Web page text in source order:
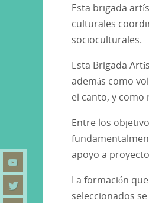
Esta brigada
culturales
socioculturales.
Esta Brigada
además como
el canto, y como
Entre los
apoyo a
La formación
seleccionados